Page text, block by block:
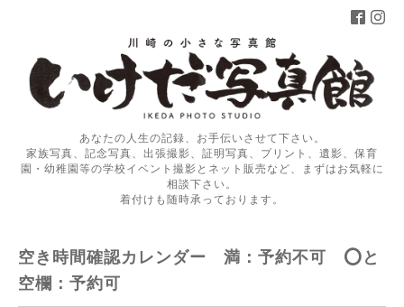
あなたの人生の記録、お手伝いさせて下さい。
家族写真、記念写真、出張撮影、証明写真、プリント、遺影、保育
園・幼稚園等の学校イベント撮影とネット販売など、まずはお気軽に
相談下さい。
着付けも随時承っております。
空き時間確認カレンダー 満：予約不可 ⭕️と
空欄：予約可